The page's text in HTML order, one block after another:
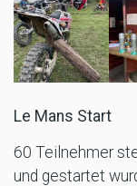
Le Mans Start
60 Teilnehmer
und gestartet